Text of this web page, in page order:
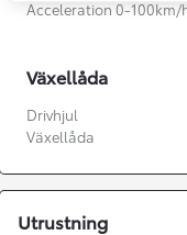
Acceleration 0-100km/
Växellåda
Drivhjul
Växellåda
Utrustning